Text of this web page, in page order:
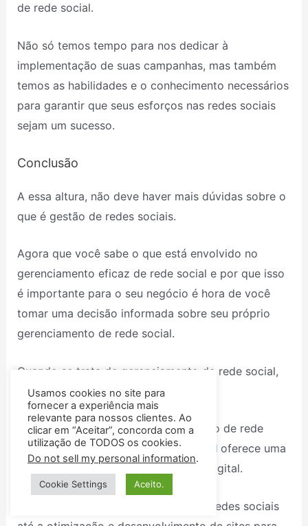
de rede social.
Não só temos tempo para nos dedicar à
implementação de suas campanhas, mas também
temos as habilidades e o conhecimento necessários
para garantir que seus esforços nas redes sociais
sejam um sucesso.
Conclusão
A essa altura, não deve haver mais dúvidas sobre o
que é gestão de redes sociais.
Agora que você sabe o que está envolvido no
gerenciamento eficaz de rede social e por que isso
é importante para o seu negócio é hora de você
tomar uma decisão informada sobre seu próprio
gerenciamento de rede social.
Quando se trata de gerenciamento de rede social,
você não precisa fazer isso sozinho.
Como uma empresa de gerenciamento de rede
social, aAgência de Marketing Digitaloferece uma
variedade de serviços de marketing digital.
Serviços que vão desde a gestão de redes sociais
Usamos cookies no site para
fornecer a experiência mais
relevante para nossos clientes. Ao
clicar em “Aceitar”, concorda com a
utilização de TODOS os cookies.
Do not sell my personal information.
Cookie Settings Aceito.